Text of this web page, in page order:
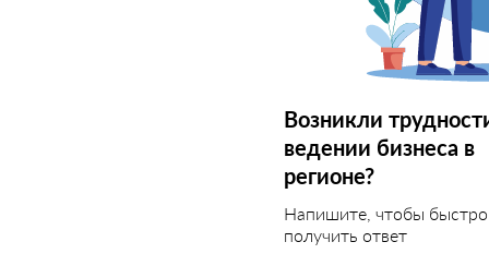
Возникли
ведении бизнеса в
регионе?
Напишите, чтобы быстро
получить ответ